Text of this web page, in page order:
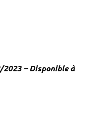
– Disponible à